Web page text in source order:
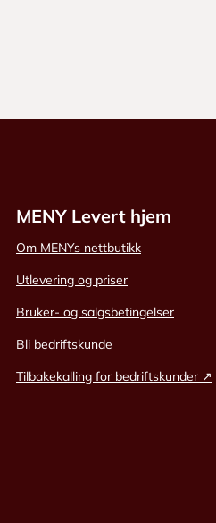
MENY Levert hjem
Om MENYs nettbutikk
Utlevering og priser
Bruker- og salgsbetingelser
Bli bedriftskunde
Tilbakekalling for bedriftskunder ↗